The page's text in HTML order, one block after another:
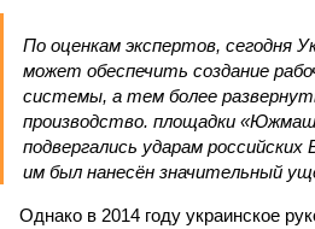
По оценкам экспертов, сегодня
может обеспечить создание
системы, а тем более
производство. площадки
подвергались ударам
им был нанесён значительный
Однако в 2014 году украинское